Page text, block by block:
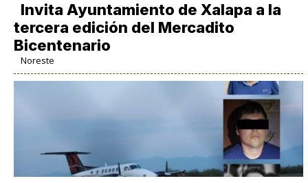
Invita Ayuntamiento de Xalapa a la
tercera edición del Mercadito
Bicentenario
Noreste